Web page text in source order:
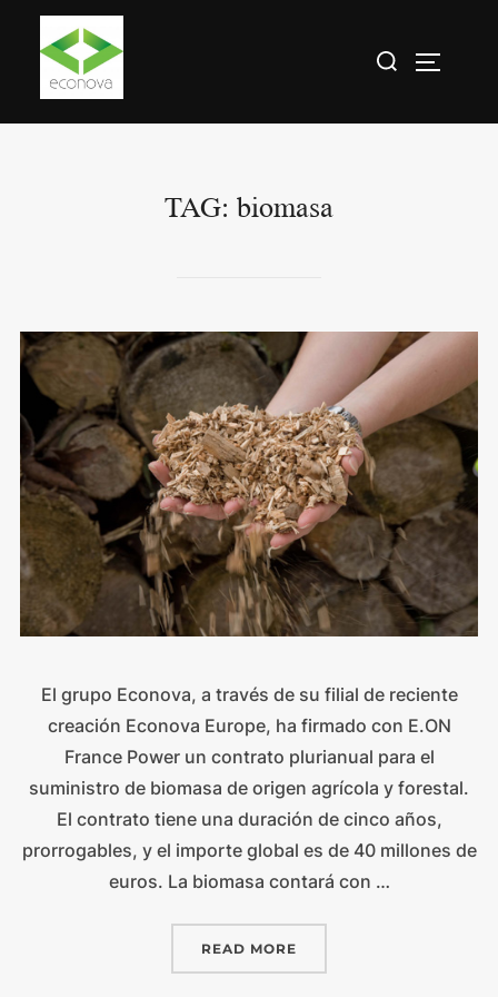
TAG: biomasa
El grupo Econova, a través de su filial de reciente
creación Econova Europe, ha firmado con E.ON
France Power un contrato plurianual para el
suministro de biomasa de origen agrícola y forestal.
El contrato tiene una duración de cinco años,
prorrogables, y el importe global es de 40 millones de
euros. La biomasa contará con …
READ MORE